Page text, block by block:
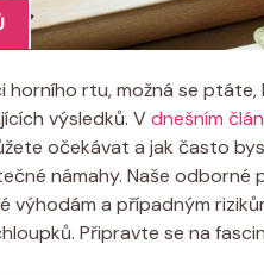
horního rtu, možná se
výsledků. Vdnešním
očekávat a jak často
námahy. Naše odborné
výhodám a případným
Připravte se na